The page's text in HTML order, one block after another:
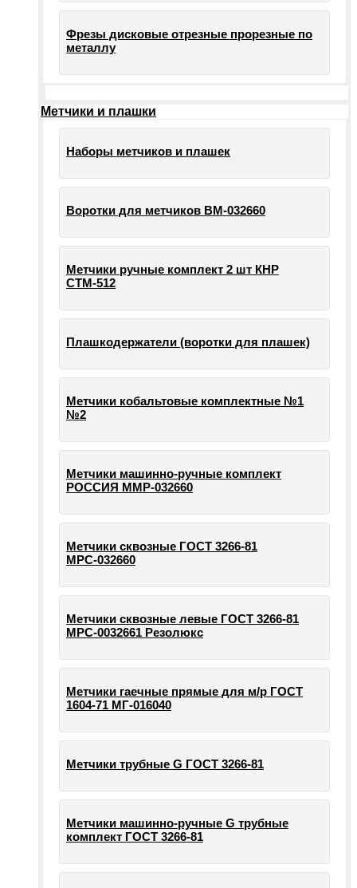
Фрезы дисковые отрезные прорезные по
металлу
Метчики и плашки
Наборы метчиков и плашек
Воротки для метчиков ВМ-032660
Метчики ручные комплект 2 шт КНР
СТМ-512
Плашкодержатели (воротки для плашек)
Метчики кобальтовые комплектные №1
№2
Метчики машинно-ручные комплект
РОССИЯ ММР-032660
Метчики сквозные ГОСТ 3266-81
МРС-032660
Метчики сквозные левые ГОСТ 3266-81
МРС-0032661 Резолюкс
Метчики гаечные прямые для м/р ГОСТ
1604-71 МГ-016040
Метчики трубные G ГОСТ 3266-81
Метчики машинно-ручные G трубные
комплект ГОСТ 3266-81